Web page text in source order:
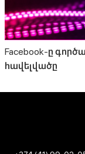
Facebook-ը
հավելվածը